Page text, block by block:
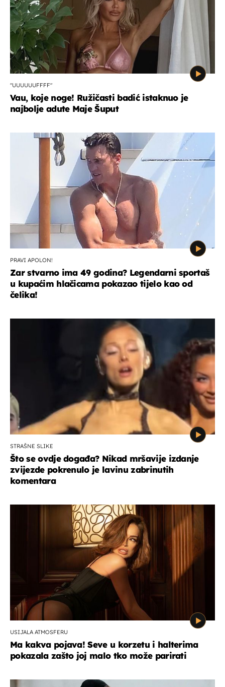
"UUUUUUFFFF"
Vau, koje noge! Ružičasti badić istaknuo je
najbolje adute Maje Šuput
PRAVI APOLON!
Zar stvarno ima 49 godina? Legendarni sportaš
u kupaćim hlačicama pokazao tijelo kao od
čelika!
STRAŠNE SLIKE
Što se ovdje događa? Nikad mršavije izdanje
zvijezde pokrenulo je lavinu zabrinutih
komentara
USIJALA ATMOSFERU
Ma kakva pojava! Seve u korzetu i halterima
pokazala zašto joj malo tko može parirati